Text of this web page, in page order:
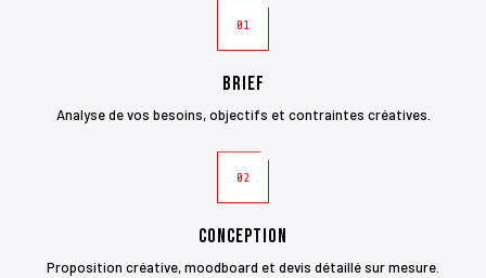
01
Brief
Analyse de vos besoins, objectifs et contraintes créatives.
02
Conception
Proposition créative, moodboard et devis détaillé sur mesure.